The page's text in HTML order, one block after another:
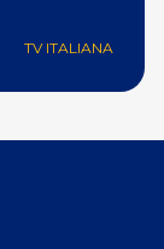
TV ITALIANA